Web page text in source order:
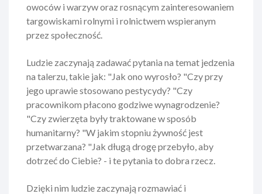
owoców i warzyw oraz rosnącym zainteresowaniem
targowiskami rolnymi i rolnictwem wspieranym
przez społeczność.
Ludzie zaczynają zadawać pytania na temat jedzenia
na talerzu, takie jak: "Jak ono wyrosło? "Czy przy
jego uprawie stosowano pestycydy? "Czy
pracownikom płacono godziwe wynagrodzenie?
"Czy zwierzęta były traktowane w sposób
humanitarny? "W jakim stopniu żywność jest
przetwarzana? "Jak długą drogę przebyło, aby
dotrzeć do Ciebie? - i te pytania to dobra rzecz.
Dzięki nim ludzie zaczynają rozmawiać i